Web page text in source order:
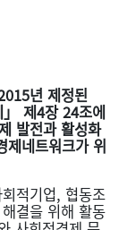
년 제정된
」 제4장 24조에
발전과 활성화
제네트워크가 위
적기업, 협동조
결을 위해 활동